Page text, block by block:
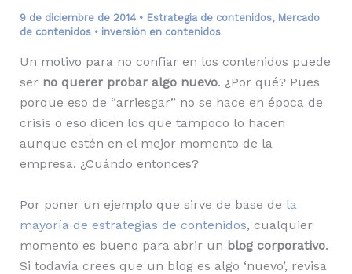
9 de diciembre de 2014 • Estrategia de contenidos, Mercado
de contenidos• inversión en contenidos
Un motivo para no confiar en los contenidos puede
ser no querer probar algo nuevo. ¿Por qué? Pues
porque eso de “arriesgar” no se hace en época de
crisis o eso dicen los que tampoco lo hacen
aunque estén en el mejor momento de la
empresa. ¿Cuándo entonces?
Por poner un ejemplo que sirve de base de la
mayoría de estrategias de contenidos, cualquier
momento es bueno para abrir un blog corporativo.
Si todavía crees que un blog es algo ‘nuevo’, revisa